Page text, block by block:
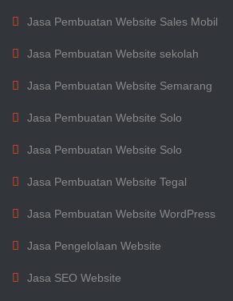
Jasa Pembuatan Website Sales Mobil
Jasa Pembuatan Website sekolah
Jasa Pembuatan Website Semarang
Jasa Pembuatan Website Solo
Jasa Pembuatan Website Solo
Jasa Pembuatan Website Tegal
Jasa Pembuatan Website WordPress
Jasa Pengelolaan Website
Jasa SEO Website